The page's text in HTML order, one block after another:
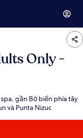
Only -
gần Bờ biển phía tây
và Punta Nizuc